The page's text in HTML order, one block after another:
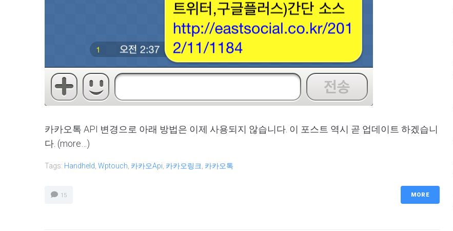
카카오톡 API 변경으로 아래 방법은 이제 사용되지 않습니다. 이 포스트 역시 곧 업데이트 하겠습니
다. (more…)
Tags: Handheld Wptouch 카카오api 카카오링크 카카오톡
15 MORE